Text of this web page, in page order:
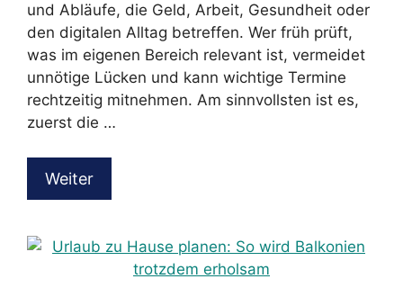
und Abläufe, die Geld, Arbeit, Gesundheit oder
den digitalen Alltag betreffen. Wer früh prüft,
was im eigenen Bereich relevant ist, vermeidet
unnötige Lücken und kann wichtige Termine
rechtzeitig mitnehmen. Am sinnvollsten ist es,
zuerst die …
Weiter